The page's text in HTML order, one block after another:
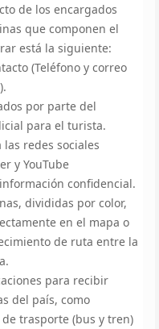
de los encargados
que componen el
está la siguiente:
(Teléfono y correo
por parte del
para el turista.
las redes sociales
y YouTube
confidencial.
divididas por color,
en el mapa o
de ruta entre la
para recibir
del país, como
trasporte (bus y tren)